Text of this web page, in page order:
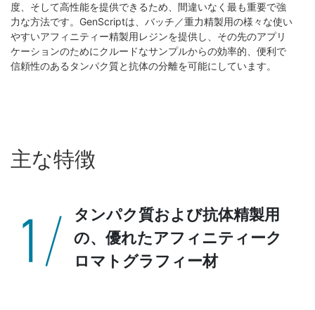
度、そして高性能を提供できるため、間違いなく最も重要で強
力な方法です。GenScriptは、バッチ／重力精製用の様々な使い
やすいアフィニティー精製用レジンを提供し、その先のアプリ
ケーションのためにクルードなサンプルからの効率的、便利で
信頼性のあるタンパク質と抗体の分離を可能にしています。
主な特徴
タンパク質および抗体精製用
の、優れたアフィニティーク
ロマトグラフィー材